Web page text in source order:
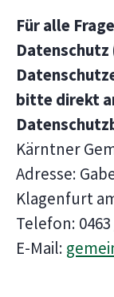
Für alle
bitte direkt
Kärntner
Adresse:
Klagenfurt
Telefon: 0463
E-Mail: